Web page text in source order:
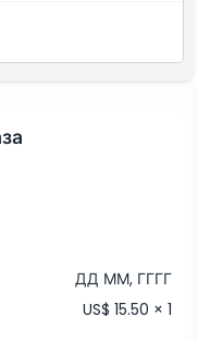
раскопки прямо в
ДД ММ, ГГГГ
US$ 15.50 × 1